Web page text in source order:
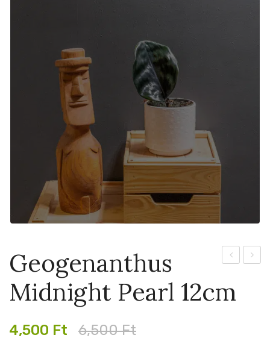
Princess
Geogenanthus
Midnight Pearl 12cm
6,500Ft
Original
4,500 Ft
Current